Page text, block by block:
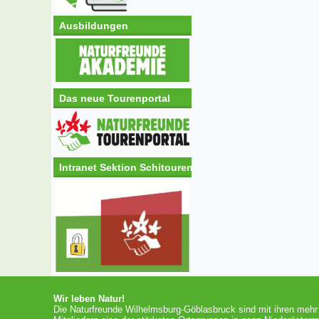
Ausbildungen
Das neue Tourenportal
Intranet Sektion Schitouren
Wir leben Natur!
Die Naturfreunde Wilhelmsburg-Göblasbruck sind mit ihren